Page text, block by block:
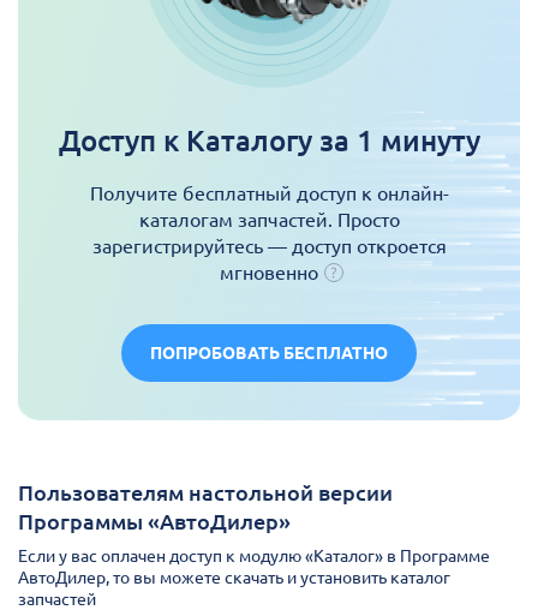
Доступ к Каталогу за 1 минуту
Получите бесплатный доступ к онлайн-
каталогам запчастей. Просто
зарегистрируйтесь — доступ откроется
мгновенно
ПОПРОБОВАТЬ БЕСПЛАТНО
Пользователям настольной версии
Программы «АвтоДилер»
Если у вас оплачен доступ к модулю «Каталог» в Программе
АвтоДилер, то вы можете скачать и установить каталог
запчастей